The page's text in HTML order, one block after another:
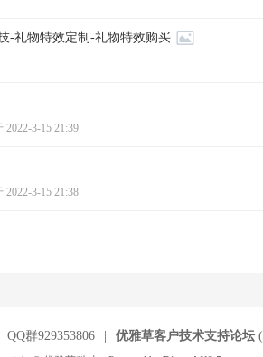
-礼物特效定制-礼物特效购买
2022-3-15 21:39
2022-3-15 21:38
QQ群929353806 优雅草客户技术支持论坛(